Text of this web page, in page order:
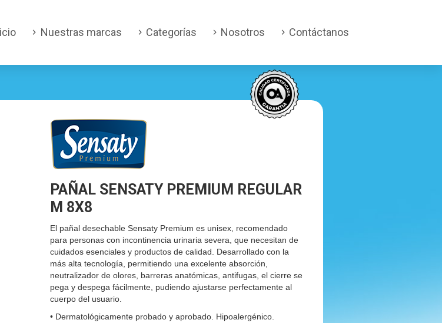
Nuestras marcas Categorías Nosotros Contáctanos
PAÑAL SENSATY PREMIUM REGULAR
M 8X8
El pañal desechable Sensaty Premium es unisex, recomendado
para personas con incontinencia urinaria severa, que necesitan de
cuidados esenciales y productos de calidad. Desarrollado con la
más alta tecnología, permitiendo una excelente absorción,
neutralizador de olores, barreras anatómicas, antifugas, el cierre se
pega y despega fácilmente, pudiendo ajustarse perfectamente al
cuerpo del usuario.
•⁠ ⁠Dermatológicamente probado y aprobado. Hipoalergénico.